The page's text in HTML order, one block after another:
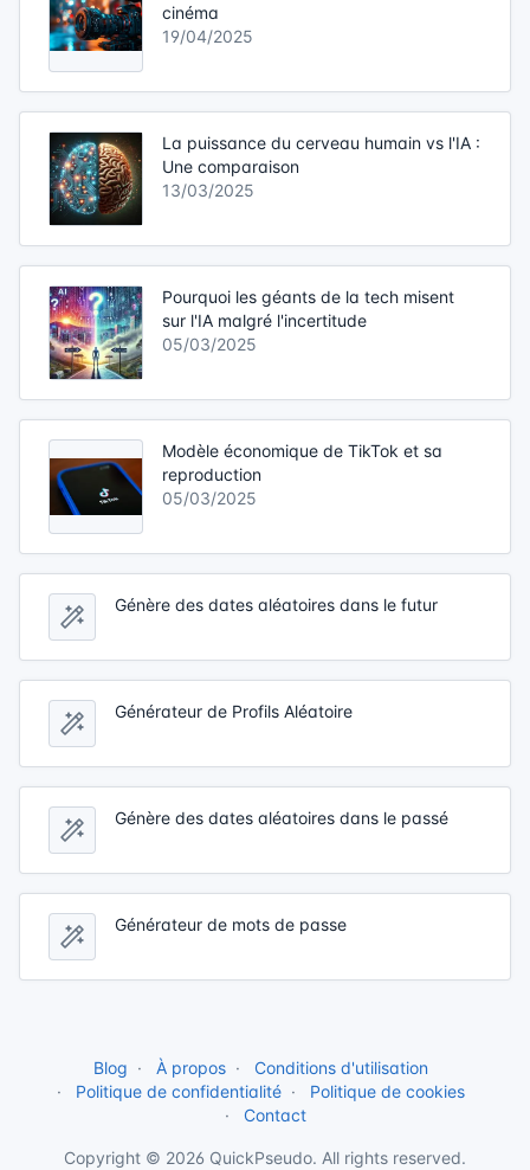
cinéma
19/04/2025
La puissance du cerveau humain vs l'IA :
Une comparaison
13/03/2025
Pourquoi les géants de la tech misent
sur l'IA malgré l'incertitude
05/03/2025
Modèle économique de TikTok et sa
reproduction
05/03/2025
Génère des dates aléatoires dans le futur
Générateur de Profils Aléatoire
Génère des dates aléatoires dans le passé
Générateur de mots de passe
Blog À propos
Conditions d'utilisation
Politique de confidentialité
Politique de cookies
Contact
Copyright © 2026 QuickPseudo. All rights reserved.